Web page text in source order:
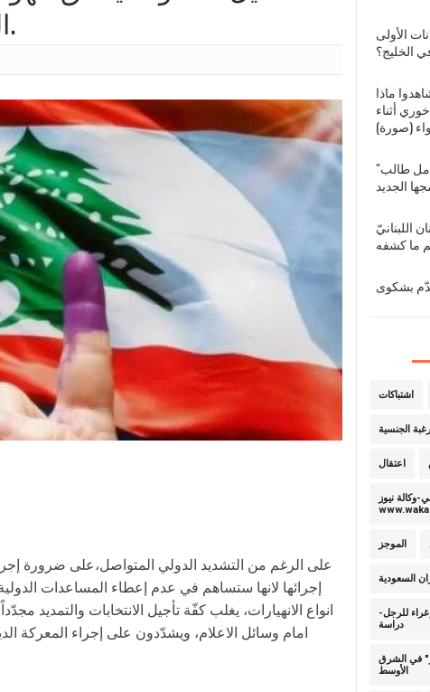
شقراء جميلة تشبه
عُثر على جثتها ملقاة أسفل جسر..
بأجواء مليئة بالحب
بالقبلات... لحظات
بالفيديو هل
النيابيّة لصالح المتخوّفين منها.
على الرغم من التشديد الدولي المتواصل،على ضرورة
إجرائها لانها ستساهم في عدم إعطاء المساعدات
انواع الانهيارات، يغلب كفّة تأجيل الانتخابات والتمديد
امام وسائل الاعلام، ويشدّدون على إجراء المعركة
الأولى
الخليج؟
ماذا
أثناء
(صورة)
"أمل طالب"
اللبنانيّ
ما كشفه
بشكوى
اشتباكات
اعتقال
وكالة نيوز
الموجز
السعودية
للرجل-
دراسة
في الشرق
الأوسط